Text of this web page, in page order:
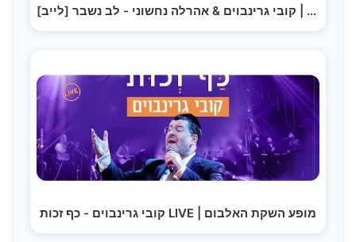
קובי גרינבוים & אהרלה נחשוני - לב נשבר [לייב] | Kobi…
קובי גרינבוים - כף זכות LIVE | מופע השקת האלבום